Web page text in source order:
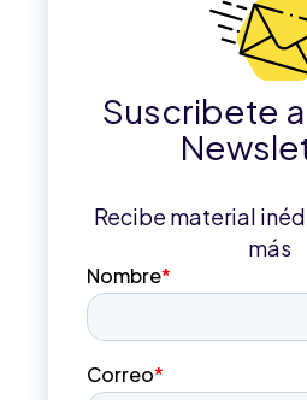
Suscribete
Recibe material
más